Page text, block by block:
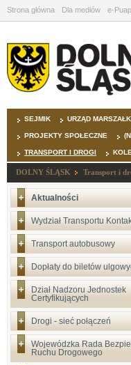
Strona główna Dla mediów e-Puap
SEJMIK URZĄD
PROJEKTY SPOŁECZNE
TRANSPORT I DROGI
DOLNY ŚLĄSK Transport i
Aktualności
Wydział Transportu
Transport autobusowy
Dopłaty do biletów
Dział Nadzoru Jednostek
Certyfikujących
Drogi - sieć połączeń
Wojewódzka Rada
Ruchu Drogowego